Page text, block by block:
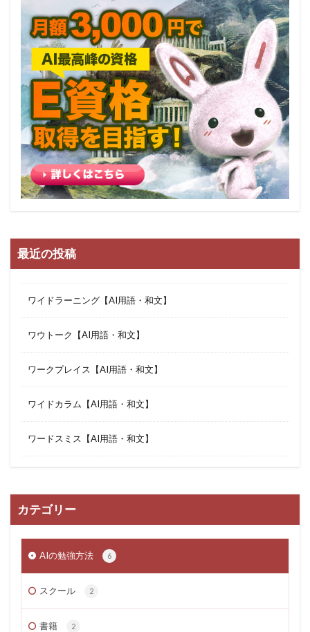
最近の投稿
ワイドラーニング【AI用語・和文】
ワウトーク【AI用語・和文】
ワークプレイス【AI用語・和文】
ワイドカラム【AI用語・和文】
ワードスミス【AI用語・和文】
カテゴリー
AIの勉強方法 6
スクール 2
書籍 2